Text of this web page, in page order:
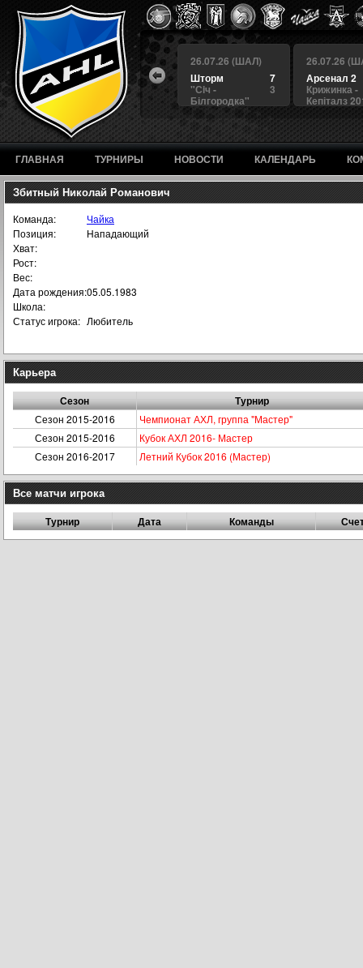
4
4
26.07.26 (ШАЛ)
3
БЕРКУТ
1
Альянс
26.07.26 (ШАЛ)
7
Шторм
3
"Сiч -
Білгородка"
26.07.26
Арсенал 2
Крижинка -
Кепіталз
ГЛАВНАЯ ТУРНИРЫ НОВОСТИ КАЛЕНДАРЬ
Збитный Николай Романович
Команда:
Чайка
Позиция:
Нападающий
Хват:
Рост:
Вес:
Дата рождения:05.05.1983
Школа:
Статус игрока: Любитель
Карьера
Сезон Турнир
Сезон 2015-2016
Чемпионат АХЛ, группа "Мастер"
Сезон 2015-2016
Кубок АХЛ 2016- Мастер
Сезон 2016-2017
Летний Кубок 2016 (Мастер)
Все матчи игрока
Турнир Дата Команды